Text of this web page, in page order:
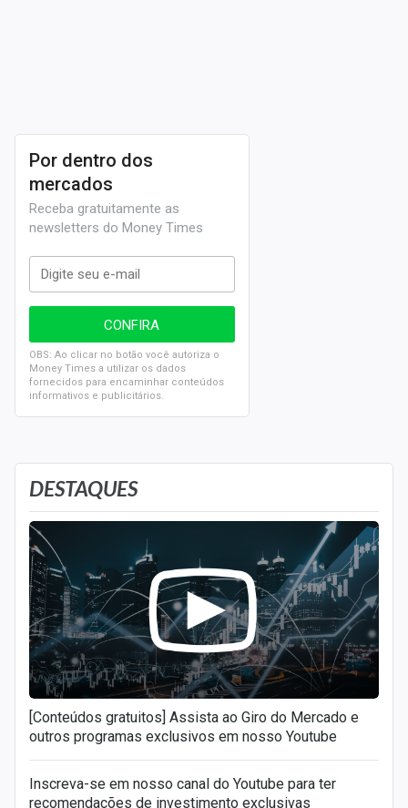
DESTAQUES
[Conteúdos gratuitos] Assista ao Giro do Mercado e
outros programas exclusivos em nosso Youtube
Inscreva-se em nosso canal do Youtube para ter
recomendações de investimento exclusivas
Por dentro dos
mercados
Receba gratuitamente as
newsletters do Money Times
OBS: Ao clicar no botão você autoriza o
Money Times a utilizar os dados
fornecidos para encaminhar conteúdos
informativos e publicitários.